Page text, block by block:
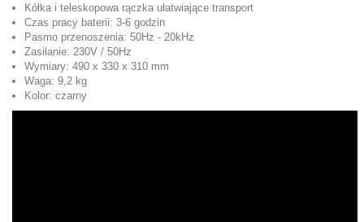
Kółka i teleskopowa rączka ułatwiające transport
Czas pracy baterii: 3-6 godzin
Pasmo przenoszenia: 50Hz - 20kHz
Zasilanie: 230V / 50Hz
Wymiary: 490 x 330 x 310 mm
Waga: 9,2 kg
Kolor: czarny